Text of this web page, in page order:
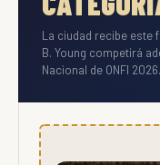
La ciudad recibe este
B. Young competirá
Nacional de ONFI 2026.